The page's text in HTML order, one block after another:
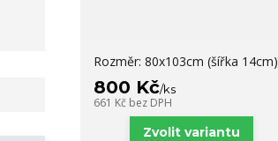
Rozměr: 80x103cm (šířka 14cm)
800 Kč/ks
661 Kč bez DPH
Zvolit variantu